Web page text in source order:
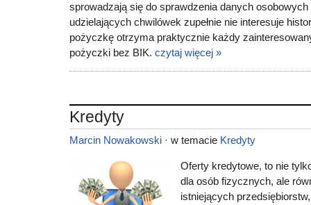
sprowadzają się do sprawdzenia danych
udzielających chwilówek zupełnie nie interesuje
pożyczkę otrzyma praktycznie każdy
pożyczki bez BIK. czytaj więcej »
Kredyty
Marcin Nowakowski · w temacie Kredyty
Oferty kredytowe, to nie
dla osób fizycznych, ale
istniejących